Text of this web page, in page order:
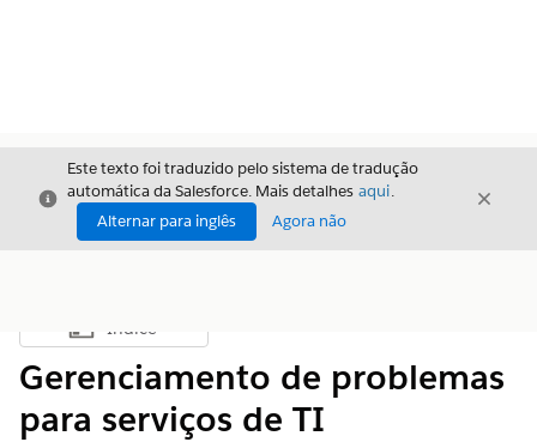
Fechar
Este texto foi traduzido pelo sistema de tradução
automática da Salesforce. Mais detalhes aqui.
Alternar para inglês
Agora não
Fechar
Mostrar índice
Índice
Gerenciamento de problemas
para serviços de TI